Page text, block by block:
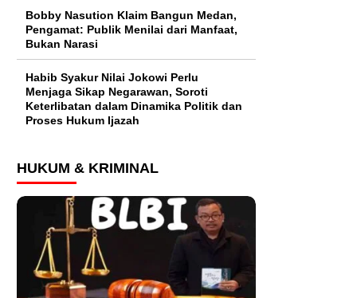
Bobby Nasution Klaim Bangun Medan,
Pengamat: Publik Menilai dari Manfaat,
Bukan Narasi
Habib Syakur Nilai Jokowi Perlu
Menjaga Sikap Negarawan, Soroti
Keterlibatan dalam Dinamika Politik dan
Proses Hukum Ijazah
HUKUM & KRIMINAL